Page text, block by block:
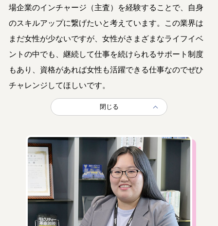
場企業のインチャージ（主査）を経験することで、自身
のスキルアップに繋げたいと考えています。この業界は
まだ女性が少ないですが、女性がさまざまなライフイベ
ントの中でも、継続して仕事を続けられるサポート制度
もあり、資格があれば女性も活躍できる仕事なのでぜひ
チャレンジしてほしいです。
閉じる